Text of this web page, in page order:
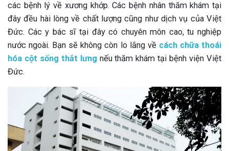
các bệnh lý về xương khớp. Các bệnh nhân thăm khám tại
đây đều hài lòng về chất lượng cũng như dịch vụ của Việt
Đức. Các y bác sĩ tại đây có chuyên môn cao, tu nghiệp
nước ngoài. Bạn sẽ không còn lo lắng về cách chữa thoái
hóa cột sống thắt lưng nếu thăm khám tại bệnh viện Việt
Đức.